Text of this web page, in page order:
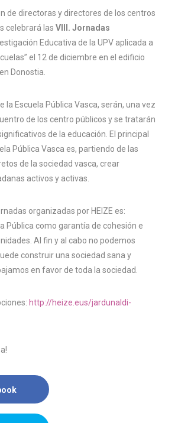
de directoras y directores de los centros
celebrará las VIII. Jornadas
Educativa de la UPV aplicada a
el 12 de diciembre en el edificio
Donostia.
la Escuela Pública Vasca, serán, una vez
de los centro públicos y se tratarán
de la educación. El principal
Pública Vasca es, partiendo de las
de la sociedad vasca, crear
activos y activas.
organizadas por HEIZE es:
Pública como garantía de cohesión e
Al fin y al cabo no podemos
construir una sociedad sana y
en favor de toda la sociedad.
http://heize.eus/jardunaldi-